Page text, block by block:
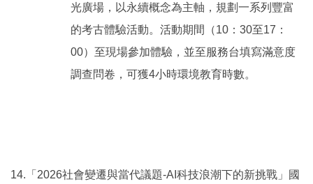
光廣場，以永續概念為主軸，規劃一系列豐富
的考古體驗活動。活動期間（10：30至17：
00）至現場參加體驗，並至服務台填寫滿意度
調查問卷，可獲4小時環境教育時數。
14.「2026社會變遷與當代議題-AI科技浪潮下的新挑戰」國